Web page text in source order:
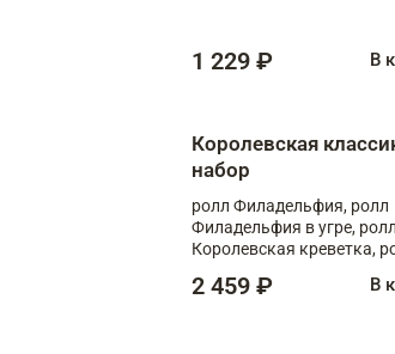
1 229 ₽ В
Королевская
набор
ролл Филадельфия, ролл
Филадельфия в угре, ролл
Королевская креветка,
2 459 ₽ В